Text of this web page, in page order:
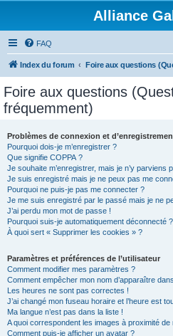
Alliance
FAQ
Index du forum Foire aux questions
Foire aux questions
fréquemment)
Problèmes de connexion et
Pourquoi dois-je m’enregistrer ?
Que signifie COPPA ?
Je souhaite m’enregistrer, mais je n’y parviens
Je suis enregistré mais je ne peux pas me
Pourquoi ne puis-je pas me connecter ?
Je me suis enregistré par le passé mais je ne
J’ai perdu mon mot de passe !
Pourquoi suis-je automatiquement déconnecté ?
À quoi sert « Supprimer les cookies » ?
Paramètres et préférences de l’utilisateur
Comment modifier mes paramètres ?
Comment empêcher mon nom d’apparaître
Les heures ne sont pas correctes !
J’ai changé mon fuseau horaire et l’heure est
Ma langue n’est pas dans la liste !
A quoi correspondent les images à proximité de
Comment puis-je afficher un avatar ?